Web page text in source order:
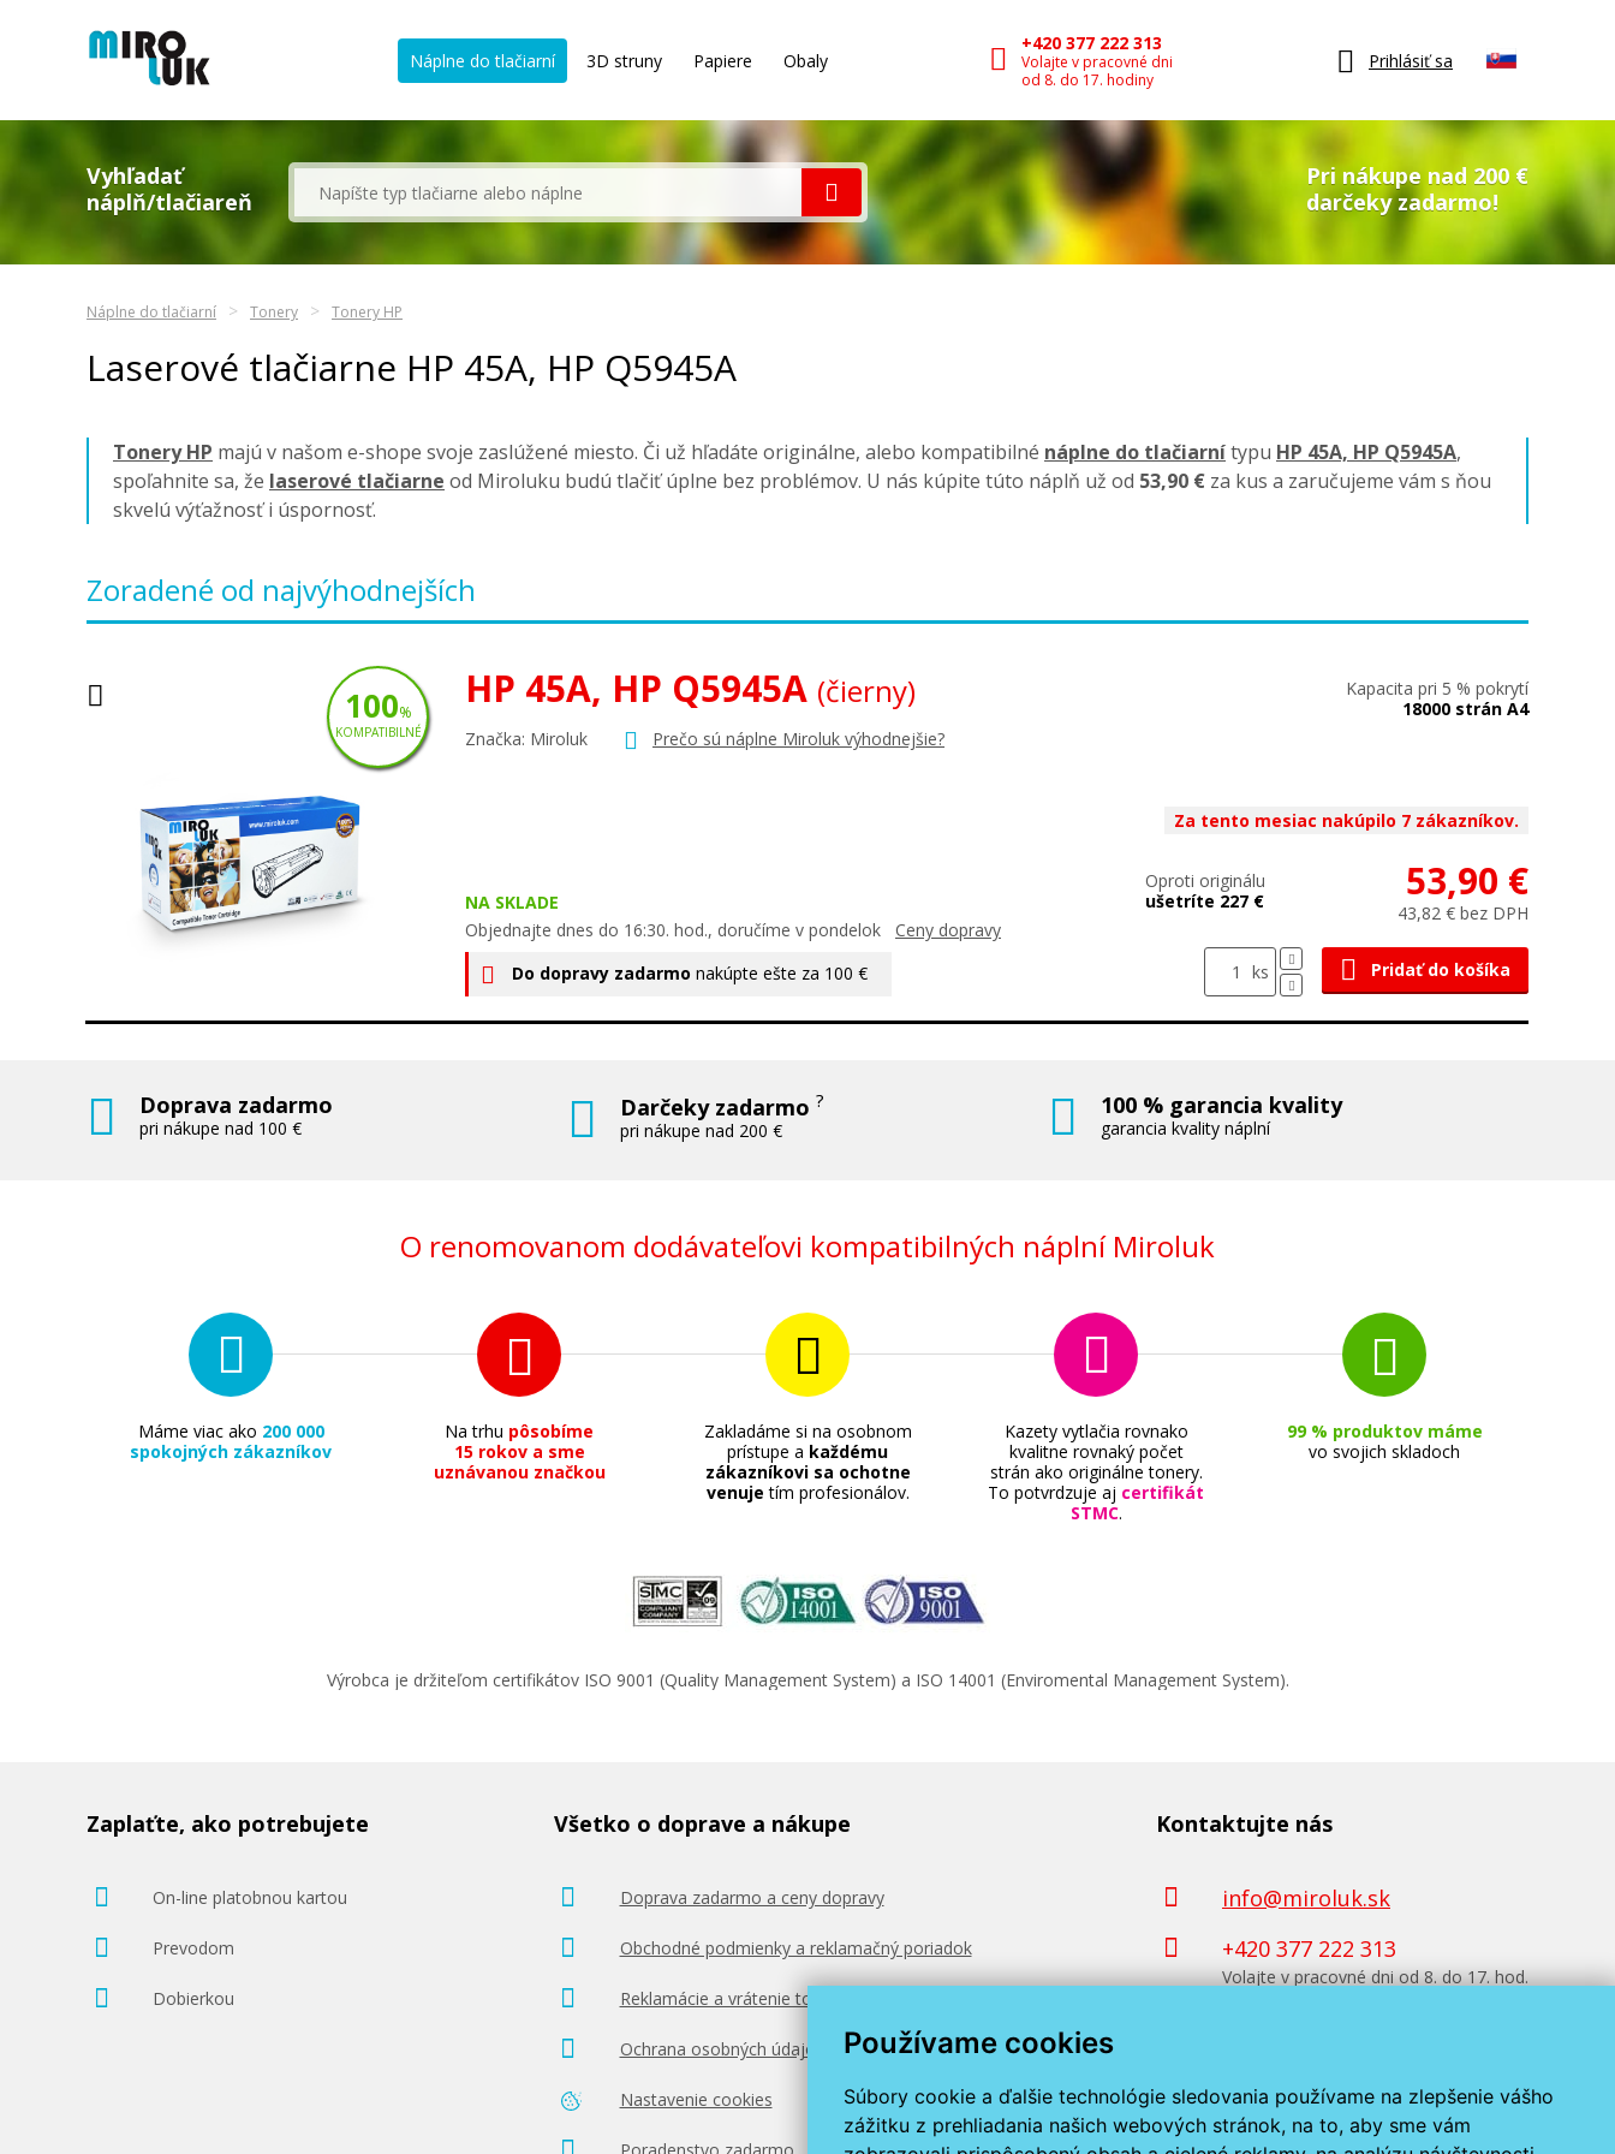
Používame cookies
Súbory cookie a ďalšie technológie sledovania používame na zlepšenie vášho
zážitku z prehliadania našich webových stránok, na to, aby sme vám
Náplne do tlačiarní 3D struny Papiere Obaly
+420 377 222 313
Volajte v pracovné dni
od 8. do 17. hodiny
Prihlásiť sa
Vyhľadať
náplň/tlačiareň
Pri nákupe nad 200 €
darčeky zadarmo!
Náplne do tlačiarní Tonery Tonery HP
Laserové tlačiarne HP 45A, HP Q5945A
Tonery HP majú v našom e-shope svoje zaslúžené miesto. Či už hľadáte originálne, alebo kompatibilné náplne do tlačiarnítypu HP 45A, HP Q5945A,
spoľahnite sa, že laserové tlačiarne od Miroluku budú tlačiť úplne bez problémov. U nás kúpite túto náplň už od 53,90 € za kus a zaručujeme vám s ňou
skvelú výťažnosť i úspornosť.
Zoradené od najvýhodnejších
HP 45A, HP Q5945A (čierny)
Značka: Miroluk Prečo sú náplne Miroluk výhodnejšie?
NA SKLADE
Objednajte dnes do 16:30. hod., doručíme v pondelok Ceny dopravy
Do dopravy zadarmo nakúpte ešte za 100 €
Kapacita pri 5 % pokrytí
18000 strán A4
Za tento mesiac nakúpilo 7 zákazníkov.
Oproti originálu
ušetríte 227 €
53,90 €
43,82 € bez DPH
ks Pridať do košíka
100%
KOMPATIBILNÉ
Doprava zadarmo
pri nákupe nad 100 €
Darčeky zadarmo?
pri nákupe nad 200 €
100 % garancia kvality
garancia kvality náplní
O renomovanom dodávateľovi kompatibilných náplní Miroluk
Máme viac ako 200 000
spokojných zákazníkov
Na trhu pôsobíme
15 rokov a sme
uznávanou značkou
Zakladáme si na osobnom
prístupe a každému
zákazníkovi sa ochotne
venuje tím profesionálov.
Kazety vytlačia rovnako
kvalitne rovnaký počet
strán ako originálne tonery.
To potvrdzuje aj certifikát
STMC.
99 % produktov máme
vo svojich skladoch
Výrobca je držiteľom certifikátov ISO 9001 (Quality Management System) a ISO 14001 (Enviromental Management System).
Zaplaťte, ako potrebujete
On-line platobnou kartou
Prevodom
Dobierkou
Všetko o doprave a nákupe
Doprava zadarmo a ceny dopravy
Obchodné podmienky a reklamačný poriadok
Reklamácie a vrátenie tovaru
Ochrana osobných údajov
Nastavenie cookies
Kontaktujte nás
info@miroluk.sk
+420 377 222 313
Volajte v pracovné dni od 8. do 17. hod.